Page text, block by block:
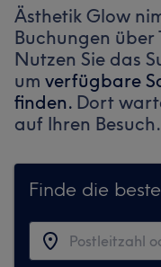
Ästhetik Glow
Buchungen über
Nutzen Sie das
um verfügbare
finden. Dort
auf Ihren Besuch.
Finde die